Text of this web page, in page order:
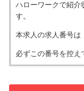
ハローワークで紹介
す。
本求人の求人番号は
必ずこの番号を控え